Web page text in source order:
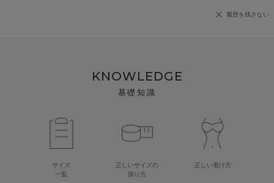
履歴を残さない
KNOWLEDGE
基礎知識
サイズ
一覧
正しいサイズの
測り方
正しい着け方